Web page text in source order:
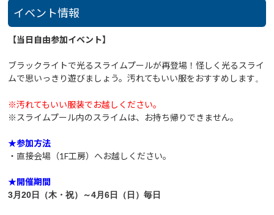
イベント情報
【当日自由参加イベント】
ブラックライトで光るスライムプールが再登場！怪しく光るスライ
ムで思いっきり遊びましょう。汚れてもいい服をおすすめします。
※汚れてもいい服装でお越しください。
※スライムプール内のスライムは、お持ち帰りできません。
★参加方法
・直接会場（1F工房）へお越しください。
★開催期間
3月20日（木・祝）～4月6日（日）毎日